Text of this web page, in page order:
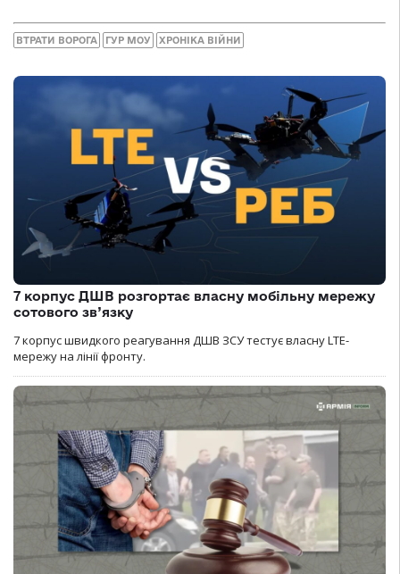
ВТРАТИ ВОРОГА ГУР МОУ ХРОНІКА ВІЙНИ
7 корпус ДШВ розгортає власну мобільну мережу
сотового зв’язку
7 корпус швидкого реагування ДШВ ЗСУ тестує власну LTE-
мережу на лінії фронту.